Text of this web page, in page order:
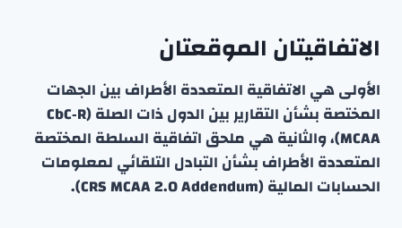
الاتفاقيتان الموقعتان
الأولى هي الاتفاقية المتعددة الأطراف بين الجهات
المختصة بشأن التقارير بين الدول ذات الصلة (CbC‑R
MCAA)، والثانية هي ملحق اتفاقية السلطة المختصة
المتعددة الأطراف بشأن التبادل التلقائي لمعلومات
الحسابات المالية (CRS MCAA 2.0 Addendum).